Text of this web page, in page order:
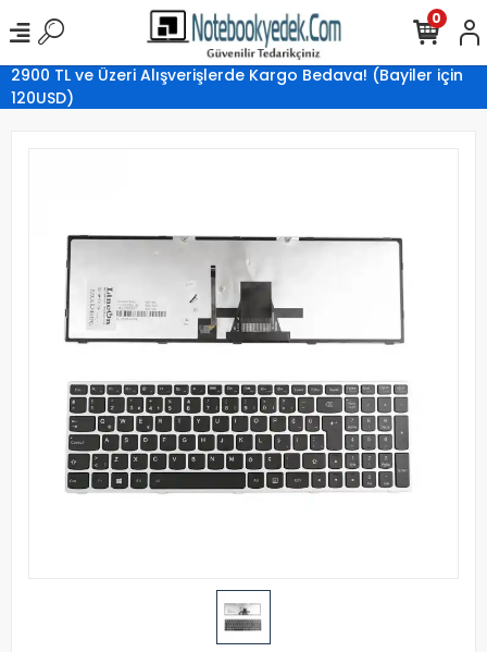
2900 TL ve Üzeri Alışverişlerde Kargo Bedava! (Bayiler için
120USD)
0